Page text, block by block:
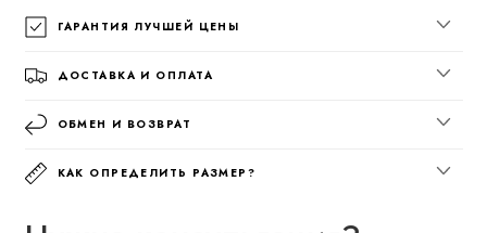
ГАРАНТИЯ ЛУЧШЕЙ ЦЕНЫ
ДОСТАВКА И ОПЛАТА
ОБМЕН И ВОЗВРАТ
КАК ОПРЕДЕЛИТЬ РАЗМЕР?